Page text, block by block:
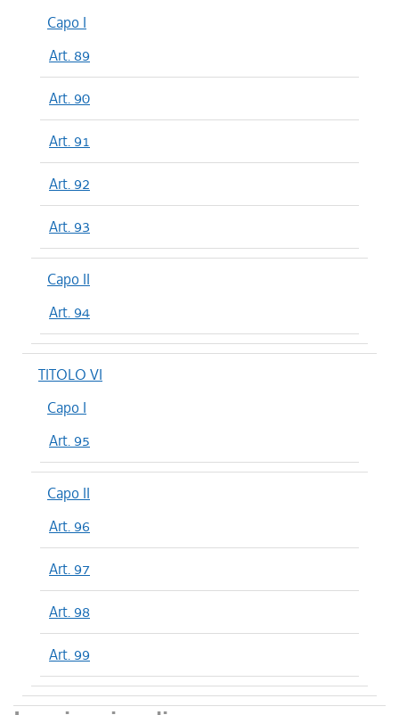
Capo I
Art. 89
Art. 90
Art. 91
Art. 92
Art. 93
Capo II
Art. 94
TITOLO VI
Capo I
Art. 95
Capo II
Art. 96
Art. 97
Art. 98
Art. 99